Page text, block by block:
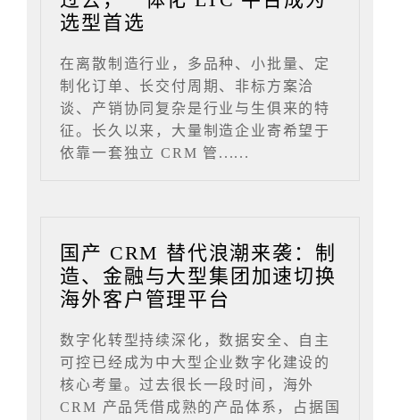
选型首选
在离散制造行业，多品种、小批量、定
制化订单、长交付周期、非标方案洽
谈、产销协同复杂是行业与生俱来的特
征。长久以来，大量制造企业寄希望于
依靠一套独立 CRM 管......
国产 CRM 替代浪潮来袭：制
造、金融与大型集团加速切换
海外客户管理平台
数字化转型持续深化，数据安全、自主
可控已经成为中大型企业数字化建设的
核心考量。过去很长一段时间，海外
CRM 产品凭借成熟的产品体系，占据国